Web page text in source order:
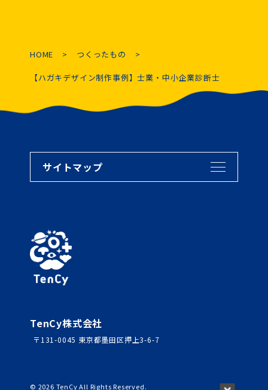
HOME つくったもの
【ハガキデザイン制作事例】士業・中小企業診断士
サイトマップ
TenCy株式会社
〒131-0045 東京都墨田区押上3-6-7
© 2026 TenCy All Rights Reserved.